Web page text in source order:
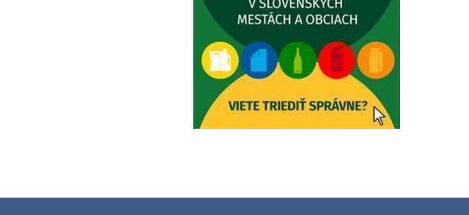
dovolenky. Akútne prípady bude riešiť
MUDr.Fisch…
5. augusta 2026 12:35
Zajtrajší zvoz odpadu
Vážený občan, zajtra 5. 8. sa bude
zvážať komunálny odpad.
Vážený občan, dnes 5. 8. sa zváža